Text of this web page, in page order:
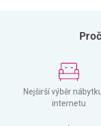
Nejširší výběr
internetu